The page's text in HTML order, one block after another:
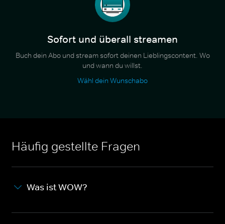
Sofort und überall streamen
Buch dein Abo und stream sofort deinen Lieblingscontent. Wo
und wann du willst.
Wähl dein Wunschabo
Häufig gestellte Fragen
Was ist WOW?